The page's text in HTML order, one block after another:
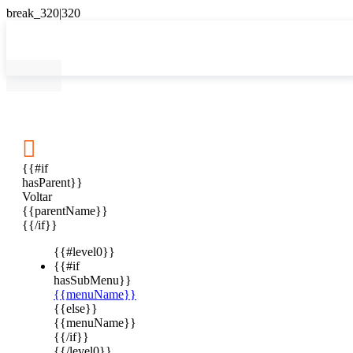

{{#if
hasParent}}
Voltar
{{parentName}}
{{/if}}
{{#level0}}
{{#if
hasSubMenu}}
{{menuName}}
{{else}}
{{menuName}}
{{/if}}